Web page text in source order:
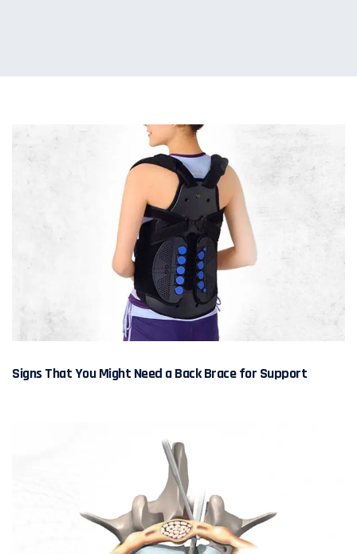
Signs That You Might Need a Back Brace for Support